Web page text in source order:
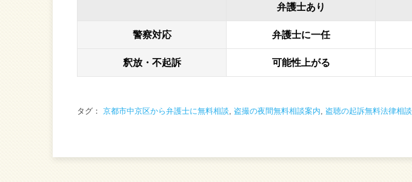
弁護士あり
警察対応 弁護士に一任
釈放・不起訴 可能性上がる
タグ： 京都市中京区から弁護士に無料相談 盗撮の夜間無料相談案内 盗聴の起訴無料法律相談